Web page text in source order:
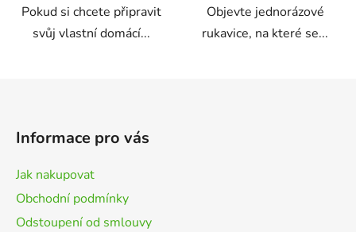
Pokud si chcete připravit
svůj vlastní domácí...
Objevte jednorázové
rukavice, na které se...
Informace pro vás
Jak nakupovat
Obchodní podmínky
Odstoupení od smlouvy